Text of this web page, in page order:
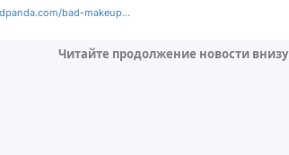
bad-makeup...
Читайте продолжение новости внизу